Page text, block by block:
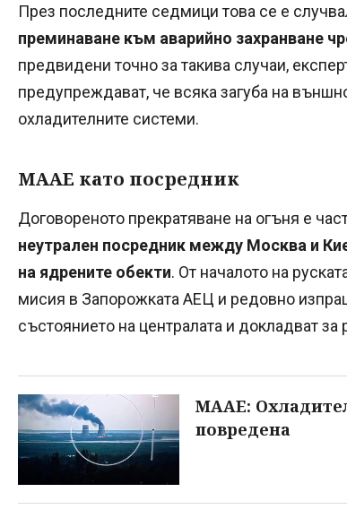
През последните седмици това се е
преминаване към аварийно захранване
предвидени точно за такива случаи,
предупреждават, че всяка загуба на
охладителните системи.
МААЕ като посредник
Договореното прекратяване на огъня е
неутрален посредник между Москва и
на ядрените обекти. От началото на
мисия в Запорожката АЕЦ и редовно
състоянието на централата и докладват
MAAE:
повредена